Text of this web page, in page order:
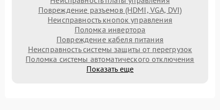
Повреждение разъемов (HDMI, VGA, DVI)
Неисправность кнопок управления
Поломка инвертора
Повреждение кабеля питания
Неисправность системы защиты от перегрузок
Поломка системы автоматического отключения
Показать еще